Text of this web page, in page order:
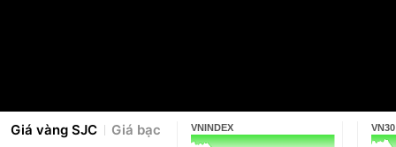
Giá vàng SJC Giá bạc VNINDEX VN30